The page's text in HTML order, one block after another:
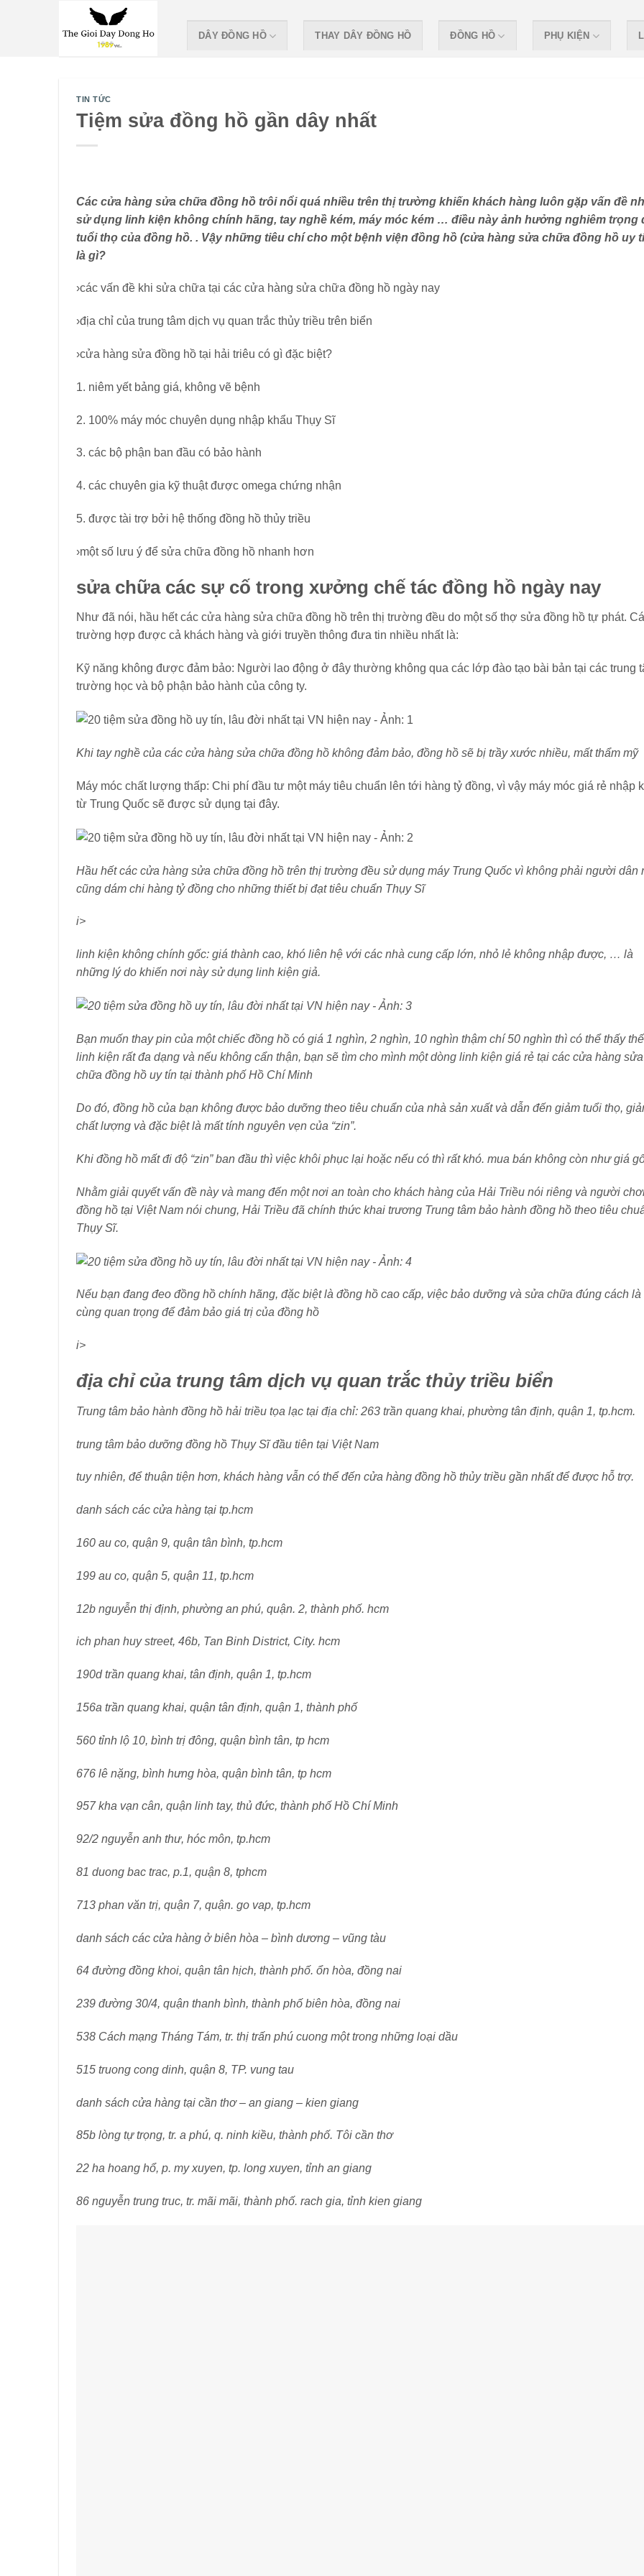
DÂY ĐỒNG HỒ THAY DÂY ĐỒNG HỒ ĐỒNG HỒ PHỤ KIỆN
TIN TỨC
Tiệm sửa đồng hồ gần dây nhất
Các cửa hàng sửa chữa đồng hồ trôi nổi quá nhiều trên thị trường khiến khách hàng luôn gặp vấn đề
sử dụng linh kiện không chính hãng, tay nghề kém, máy móc kém … điều này ảnh hưởng nghiêm trọng
tuổi thọ của đồng hồ. . Vậy những tiêu chí cho một bệnh viện đồng hồ (cửa hàng sửa chữa đồng hồ uy
là gì?
›các vấn đề khi sửa chữa tại các cửa hàng sửa chữa đồng hồ ngày nay
›địa chỉ của trung tâm dịch vụ quan trắc thủy triều trên biển
›cửa hàng sửa đồng hồ tại hải triêu có gì đặc biệt?
1. niêm yết bảng giá, không vẽ bệnh
2. 100% máy móc chuyên dụng nhập khẩu Thụy Sĩ
3. các bộ phận ban đầu có bảo hành
4. các chuyên gia kỹ thuật được omega chứng nhận
5. được tài trợ bởi hệ thống đồng hồ thủy triều
›một số lưu ý để sửa chữa đồng hồ nhanh hơn
sửa chữa các sự cố trong xưởng chế tác đồng hồ ngày nay
Như đã nói, hầu hết các cửa hàng sửa chữa đồng hồ trên thị trường đều do một số thợ sửa đồng hồ tự phát.
trường hợp được cả khách hàng và giới truyền thông đưa tin nhiều nhất là:
Kỹ năng không được đảm bảo: Người lao động ở đây thường không qua các lớp đào tạo bài bản tại các trung
trường học và bộ phận bảo hành của công ty.
Khi tay nghề của các cửa hàng sửa chữa đồng hồ không đảm bảo, đồng hồ sẽ bị trầy xước nhiều, mất thẩm mỹ
Máy móc chất lượng thấp: Chi phí đầu tư một máy tiêu chuẩn lên tới hàng tỷ đồng, vì vậy máy móc giá rẻ nhập
từ Trung Quốc sẽ được sử dụng tại đây.
Hầu hết các cửa hàng sửa chữa đồng hồ trên thị trường đều sử dụng máy Trung Quốc vì không phải người dân
cũng dám chi hàng tỷ đồng cho những thiết bị đạt tiêu chuẩn Thụy Sĩ
i>
linh kiện không chính gốc: giá thành cao, khó liên hệ với các nhà cung cấp lớn, nhỏ lẻ không nhập được, … là
những lý do khiến nơi này sử dụng linh kiện giả.
Bạn muốn thay pin của một chiếc đồng hồ có giá 1 nghìn, 2 nghìn, 10 nghìn thậm chí 50 nghìn thì có thể thấy
linh kiện rất đa dạng và nếu không cẩn thận, bạn sẽ tìm cho mình một dòng linh kiện giá rẻ tại các cửa hàng sửa
chữa đồng hồ uy tín tại thành phố Hồ Chí Minh
Do đó, đồng hồ của bạn không được bảo dưỡng theo tiêu chuẩn của nhà sản xuất và dẫn đến giảm tuổi thọ,
chất lượng và đặc biệt là mất tính nguyên vẹn của “zin”.
Khi đồng hồ mất đi độ “zin” ban đầu thì việc khôi phục lại hoặc nếu có thì rất khó. mua bán không còn như giá
Nhằm giải quyết vấn đề này và mang đến một nơi an toàn cho khách hàng của Hải Triều nói riêng và người
đồng hồ tại Việt Nam nói chung, Hải Triều đã chính thức khai trương Trung tâm bảo hành đồng hồ theo tiêu
Thụy Sĩ.
Nếu bạn đang đeo đồng hồ chính hãng, đặc biệt là đồng hồ cao cấp, việc bảo dưỡng và sửa chữa đúng cách là
cùng quan trọng để đảm bảo giá trị của đồng hồ
i>
địa chỉ của trung tâm dịch vụ quan trắc thủy triều biển
Trung tâm bảo hành đồng hồ hải triều tọa lạc tại địa chỉ: 263 trần quang khai, phường tân định, quận 1, tp.hcm.
trung tâm bảo dưỡng đồng hồ Thụy Sĩ đầu tiên tại Việt Nam
tuy nhiên, để thuận tiện hơn, khách hàng vẫn có thể đến cửa hàng đồng hồ thủy triều gần nhất để được hỗ trợ.
danh sách các cửa hàng tại tp.hcm
160 au co, quận 9, quận tân bình, tp.hcm
199 au co, quận 5, quận 11, tp.hcm
12b nguyễn thị định, phường an phú, quận. 2, thành phố. hcm
ich phan huy street, 46b, Tan Binh District, City. hcm
190d trần quang khai, tân định, quận 1, tp.hcm
156a trần quang khai, quận tân định, quận 1, thành phố
560 tỉnh lộ 10, bình trị đông, quận bình tân, tp hcm
676 lê nặng, bình hưng hòa, quận bình tân, tp hcm
957 kha vạn cân, quận linh tay, thủ đức, thành phố Hồ Chí Minh
92/2 nguyễn anh thư, hóc môn, tp.hcm
81 duong bac trac, p.1, quận 8, tphcm
713 phan văn trị, quận 7, quận. go vap, tp.hcm
danh sách các cửa hàng ở biên hòa – bình dương – vũng tàu
64 đường đồng khoi, quận tân hịch, thành phố. ổn hòa, đồng nai
239 đường 30/4, quận thanh bình, thành phố biên hòa, đồng nai
538 Cách mạng Tháng Tám, tr. thị trấn phú cuong một trong những loại dầu
515 truong cong dinh, quận 8, TP. vung tau
danh sách cửa hàng tại cần thơ – an giang – kien giang
85b lòng tự trọng, tr. a phú, q. ninh kiều, thành phố. Tôi cần thơ
22 ha hoang hổ, p. my xuyen, tp. long xuyen, tỉnh an giang
86 nguyễn trung truc, tr. mãi mãi, thành phố. rach gia, tỉnh kien giang